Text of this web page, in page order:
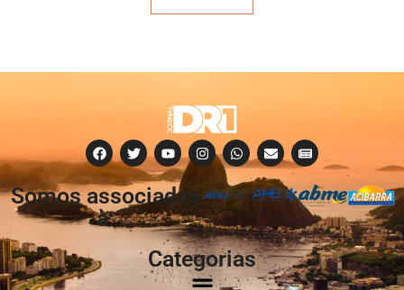
Somos associados
à:
Categorias